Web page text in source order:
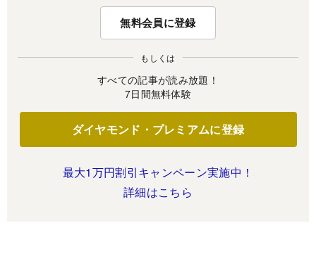
無料会員に登録
もしくは
すべての記事が読み放題！
7日間無料体験
ダイヤモンド・プレミアムに登録
最大1万円割引キャンペーン実施中！
詳細はこちら